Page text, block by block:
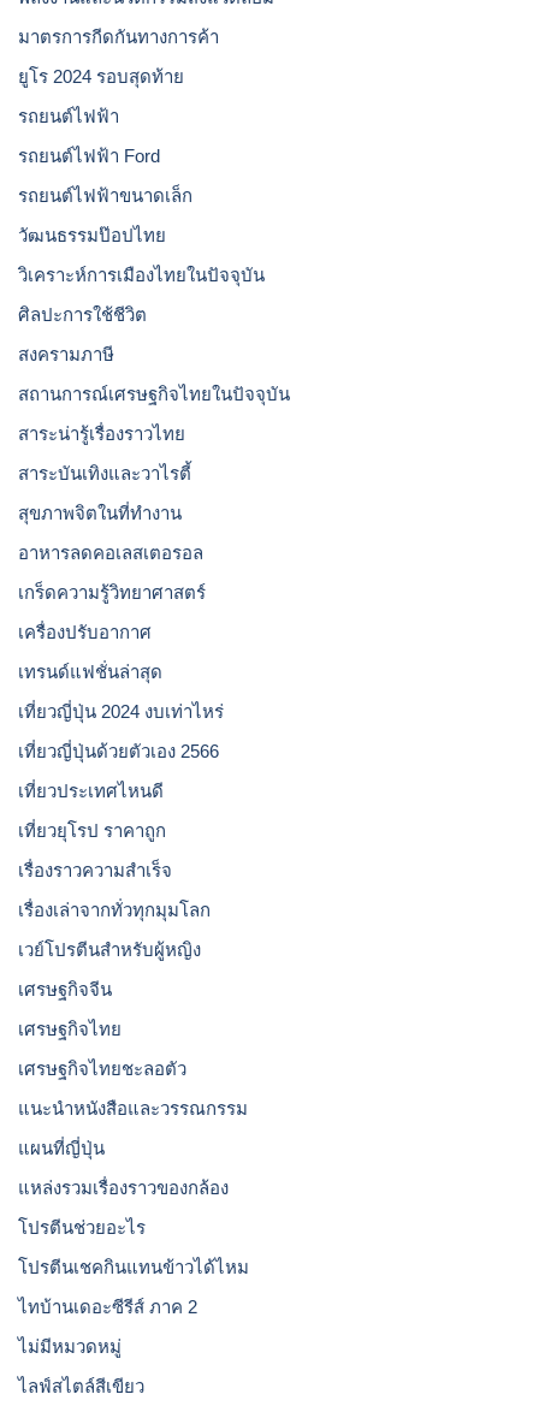
มาตรการกีดกันทางการค้า
ยูโร 2024 รอบสุดท้าย
รถยนต์ไฟฟ้า
รถยนต์ไฟฟ้า Ford
รถยนต์ไฟฟ้าขนาดเล็ก
วัฒนธรรมป๊อปไทย
วิเคราะห์การเมืองไทยในปัจจุบัน
ศิลปะการใช้ชีวิต
สงครามภาษี
สถานการณ์เศรษฐกิจไทยในปัจจุบัน
สาระน่ารู้เรื่องราวไทย
สาระบันเทิงและวาไรตี้
สุขภาพจิตในที่ทำงาน
อาหารลดคอเลสเตอรอล
เกร็ดความรู้วิทยาศาสตร์
เครื่องปรับอากาศ
เทรนด์แฟชั่นล่าสุด
เที่ยวญี่ปุ่น 2024 งบเท่าไหร่
เที่ยวญี่ปุ่นด้วยตัวเอง 2566
เที่ยวประเทศไหนดี
เที่ยวยุโรป ราคาถูก
เรื่องราวความสำเร็จ
เรื่องเล่าจากทั่วทุกมุมโลก
เวย์โปรตีนสำหรับผู้หญิง
เศรษฐกิจจีน
เศรษฐกิจไทย
เศรษฐกิจไทยชะลอตัว
แนะนำหนังสือและวรรณกรรม
แผนที่ญี่ปุ่น
แหล่งรวมเรื่องราวของกล้อง
โปรตีนช่วยอะไร
โปรตีนเชคกินแทนข้าวได้ไหม
ไทบ้านเดอะซีรีส์ ภาค 2
ไม่มีหมวดหมู่
ไลฟ์สไตล์สีเขียว